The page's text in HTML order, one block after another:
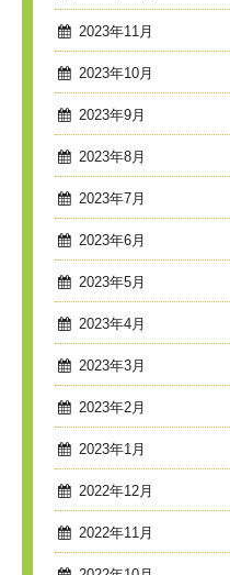
2023年11月
2023年10月
2023年9月
2023年8月
2023年7月
2023年6月
2023年5月
2023年4月
2023年3月
2023年2月
2023年1月
2022年12月
2022年11月